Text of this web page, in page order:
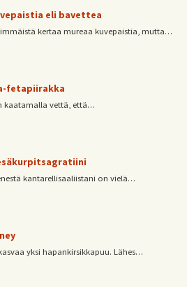
eli bavettea
kertaa mureaa kuvepaistia, mutta…
fetapiirakka
kaatamalla vettä, että…
kantarellisaaliistani on vielä…
yksi hapankirsikkapuu. Lähes…